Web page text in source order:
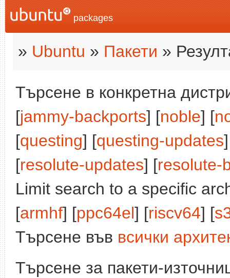
packages
» Ubuntu » Пакети »
Търсене в конкретна
[jammy-backports] [noble] [
[questing] [questing-updates
[resolute-updates] [resolute-
Limit search to a specific
[armhf] [ppc64el] [riscv64] [
Търсене във всички
Търсене за пакети-